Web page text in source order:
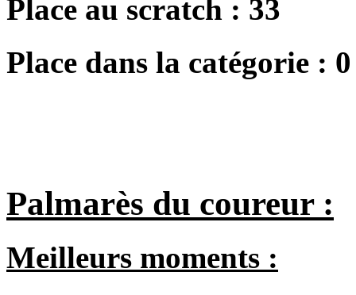
Place au scratch : 33
Place dans la catégorie : 0
Palmarès du coureur :
Meilleurs moments :